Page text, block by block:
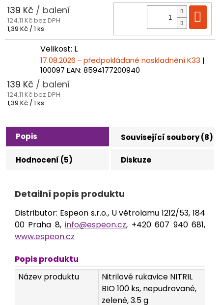
139 Kč / balení
124,11 Kč bez DPH
Měrná
1,39 Kč / 1 ks
Velikost: L
17.08.2026 - předpokládané naskladnění K33 |
100097 EAN: 8594177200940
139 Kč / balení
124,11 Kč bez DPH
Měrná
1,39 Kč / 1 ks
Popis Související soubory (8)
Hodnocení (5) Diskuze
Detailní popis produktu
Distributor: Espeon s.r.o., U větrolamu 1212/53, 184
00 Praha 8,info@espeon.cz, +420 607 940 681,
www.espeon.cz
Popis produktu
Název produktu
Nitrilové rukavice NITRIL
BIO 100 ks, nepudrované,
zelené, 3.5 g